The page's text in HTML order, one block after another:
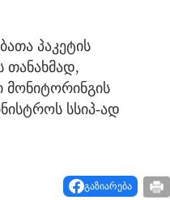
პაკეტის
თანახმად,
მონიტორინგის
სსიპ-ად
გაზიარება